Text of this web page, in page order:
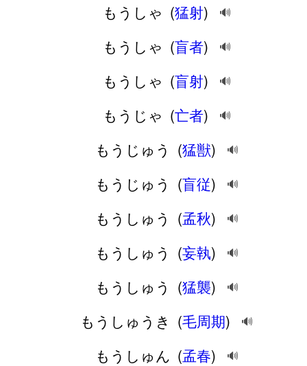
もうしゃ (猛射) 🔊
もうしゃ (盲者) 🔊
もうしゃ (盲射) 🔊
もうじゃ (亡者) 🔊
もうじゅう (猛獣) 🔊
もうじゅう (盲従) 🔊
もうしゅう (孟秋) 🔊
もうしゅう (妄執) 🔊
もうしゅう (猛襲) 🔊
もうしゅうき (毛周期) 🔊
もうしゅん (孟春) 🔊